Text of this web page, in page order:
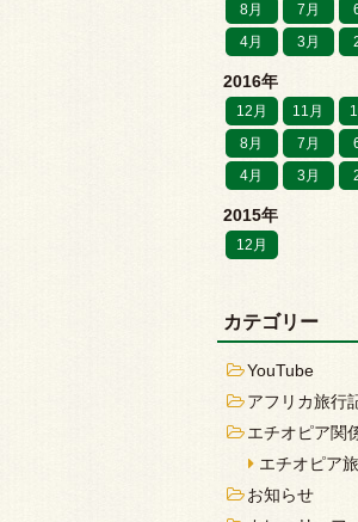
8月
7月
4月
3月
2016年
12月 11月
8月
7月
4月
3月
2015年
12月
カテゴリー
YouTube
アフリカ旅行
エチオピア関
エチオピア
お知らせ